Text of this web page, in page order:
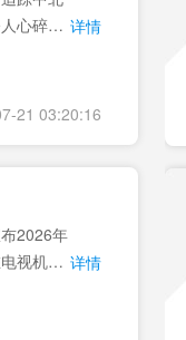
心碎的 详情
21 03:20:16
2026年
视机
详情